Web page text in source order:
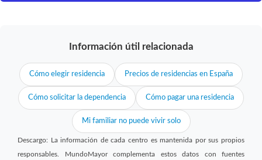
Información útil relacionada
Cómo elegir residencia Precios de residencias en España
Cómo solicitar la dependencia Cómo pagar una residencia
Mi familiar no puede vivir solo
Descargo: La información de cada centro es mantenida por sus propios
responsables. MundoMayor complementa estos datos con fuentes